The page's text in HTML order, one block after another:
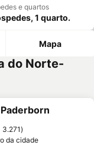
e quartos
1 quarto.
Mapa
do Norte-
favoritos
3.271
da cidade